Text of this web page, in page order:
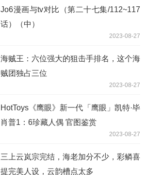
Jo6漫画与tv对比（第二十七集/112~117
话）（中）
2023-08-27
海贼王：六位强大的狙击手排名，这个海
贼团独占三位
2023-08-27
HotToys《鹰眼》新一代「鹰眼」凯特·毕
肖普1：6珍藏人偶 官图鉴赏
2023-08-27
三上云岚宗完结，海老加分不少，彩鳞喜
提完美人设，云韵槽点太多